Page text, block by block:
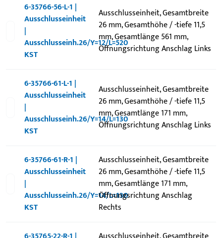
6-35766-56-L-1 |
Ausschlusseinheit
|
Ausschlusseinh.26/Y=12/L=520
KST
Ausschlusseinheit, Gesamtbreite
26 mm, Gesamthöhe / -tiefe 11,5
mm, Gesamtlänge 561 mm,
Öffnungsrichtung Anschlag Links
6-35766-61-L-1 |
Ausschlusseinheit
|
Ausschlusseinh.26/Y=14/L=130
KST
Ausschlusseinheit, Gesamtbreite
26 mm, Gesamthöhe / -tiefe 11,5
mm, Gesamtlänge 171 mm,
Öffnungsrichtung Anschlag Links
6-35766-61-R-1 |
Ausschlusseinheit
|
Ausschlusseinh.26/Y=14/L=130
KST
Ausschlusseinheit, Gesamtbreite
26 mm, Gesamthöhe / -tiefe 11,5
mm, Gesamtlänge 171 mm,
Öffnungsrichtung Anschlag
Rechts